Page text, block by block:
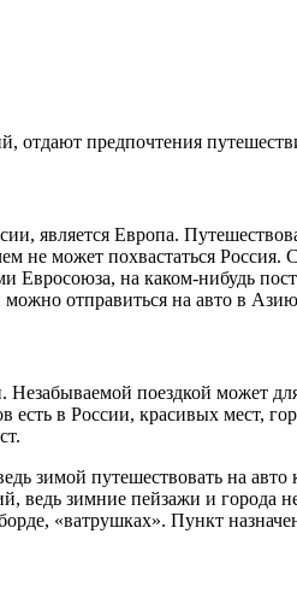
предпочтения
является Европа.
не может похвастаться
Евросоюза, на каком-нибудь
можно отправиться на авто в
поездкой может
в России, красивых мест,
зимой путешествовать на
ведь зимние пейзажи и
«ватрушках». Пункт